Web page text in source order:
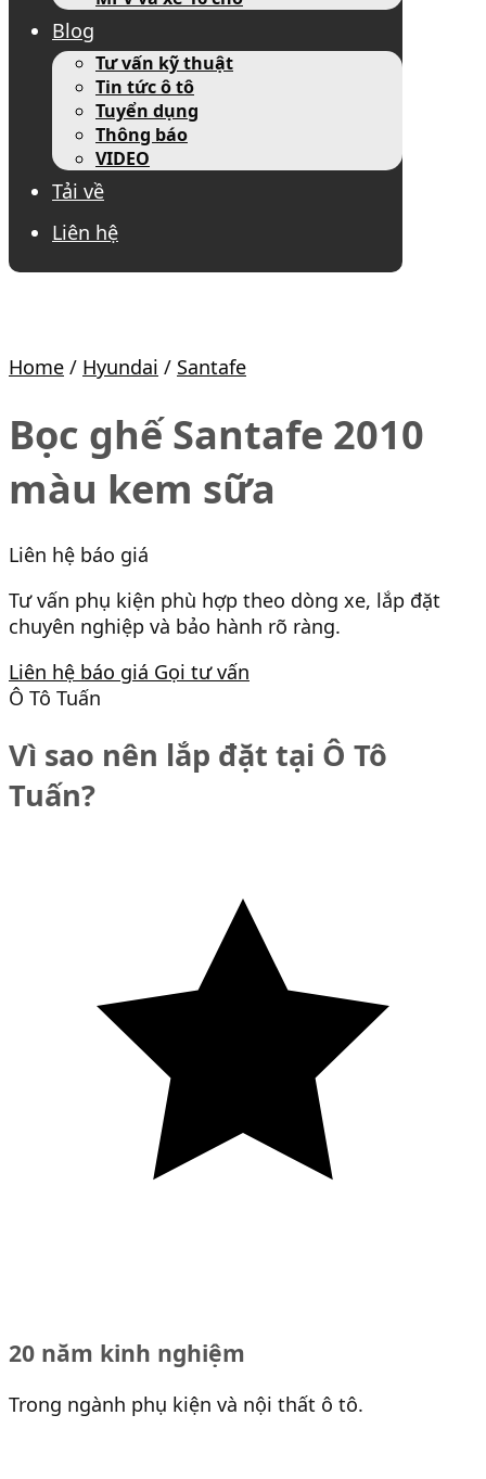
Blog
Tư vấn kỹ thuật
Tin tức ô tô
Tuyển dụng
Thông báo
VIDEO
Tải về
Liên hệ
Home / Hyundai / Santafe
Bọc ghế Santafe 2010
màu kem sữa
Liên hệ báo giá
Tư vấn phụ kiện phù hợp theo dòng xe, lắp đặt
chuyên nghiệp và bảo hành rõ ràng.
Liên hệ báo giá Gọi tư vấn
Ô Tô Tuấn
Vì sao nên lắp đặt tại Ô Tô
Tuấn?
20 năm kinh nghiệm
Trong ngành phụ kiện và nội thất ô tô.